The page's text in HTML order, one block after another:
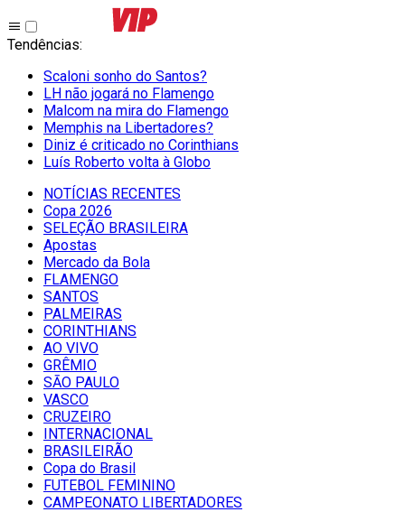
Tendências:
Scaloni sonho do Santos?
LH não jogará no Flamengo
Malcom na mira do Flamengo
Memphis na Libertadores?
Diniz é criticado no Corinthians
Luís Roberto volta à Globo
NOTÍCIAS RECENTES
Copa 2026
SELEÇÃO BRASILEIRA
Apostas
Mercado da Bola
FLAMENGO
SANTOS
PALMEIRAS
CORINTHIANS
AO VIVO
GRÊMIO
SĀO PAULO
VASCO
CRUZEIRO
INTERNACIONAL
BRASILEIRÃO
Copa do Brasil
FUTEBOL FEMININO
CAMPEONATO LIBERTADORES